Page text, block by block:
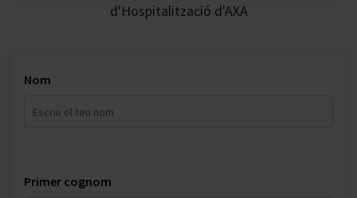
d'Hospitalització d'AXA
Nom
Primer cognom